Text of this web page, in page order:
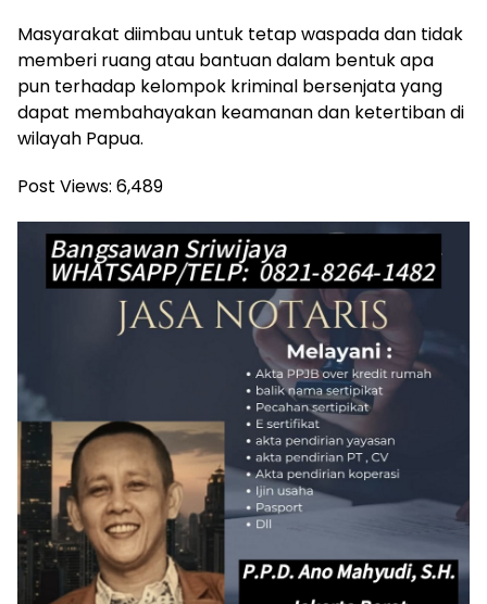
Masyarakat diimbau untuk tetap waspada dan tidak
memberi ruang atau bantuan dalam bentuk apa
pun terhadap kelompok kriminal bersenjata yang
dapat membahayakan keamanan dan ketertiban di
wilayah Papua.
Post Views: 6,489